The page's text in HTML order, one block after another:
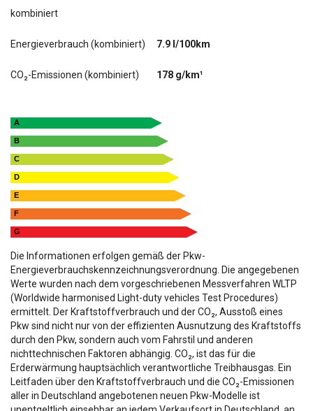
kombiniert
Energieverbrauch (kombiniert) 7.9 l/100km
CO₂-Emissionen (kombiniert) 178 g/km¹
A
B
C
D
E
F
G
Die Informationen erfolgen gemäß der Pkw-
Energieverbrauchskennzeichnungsverordnung. Die angegebenen
Werte wurden nach dem vorgeschriebenen Messverfahren WLTP
(Worldwide harmonised Light-duty vehicles Test Procedures)
ermittelt. Der Kraftstoffverbrauch und der CO₂, Ausstoß eines
Pkw sind nicht nur von der effizienten Ausnutzung des Kraftstoffs
durch den Pkw, sondern auch vom Fahrstil und anderen
nichttechnischen Faktoren abhängig. CO₂, ist das für die
Erderwärmung hauptsächlich verantwortliche Treibhausgas. Ein
Leitfaden über den Kraftstoffverbrauch und die CO₂-Emissionen
aller in Deutschland angebotenen neuen Pkw-Modelle ist